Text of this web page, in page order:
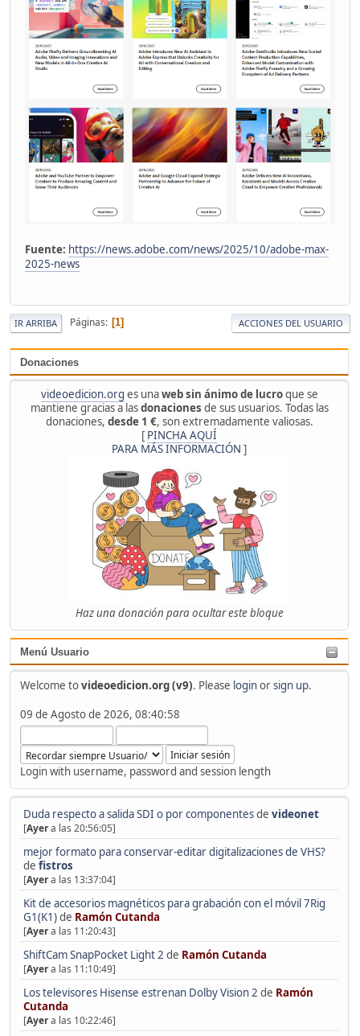
Donaciones
videoedicion.org es unaweb sin ánimo de lucroque se
mantiene gracias a lasdonaciones de sus usuarios. Todas las
donaciones, desde 1 €, son extremadamente valiosas.
[ PINCHA AQUÍ
PARA MÁS INFORMACIÓN ]
Haz una donación para ocultar este bloque
Menú Usuario
Welcome tovideoedicion.org (v9). Please loginorsign up.
09 de Agosto de 2026, 08:40:58
Login with username, password and session length
Duda respecto a salida SDI o por componentesde videonet
[Ayera las 20:56:05]
mejor formato para conservar-editar digitalizaciones de VHS?
de fistros
[Ayera las 13:37:04]
Kit de accesorios magnéticos para grabación con el móvil 7Rig
G1(K1)de Ramón Cutanda
[Ayera las 11:20:43]
ShiftCam SnapPocket Light 2 de Ramón Cutanda
[Ayera las 11:10:49]
Los televisores Hisense estrenan Dolby Vision 2 de Ramón
Cutanda
[Ayera las 10:22:46]
Fuente: https://news.adobe.com/news/2025/10/adobe-max-
2025-news
IR ARRIBA Páginas 1 ACCIONES DEL USUARIO